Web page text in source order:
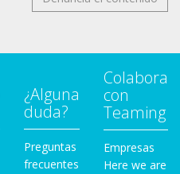
¿Alguna
duda?
Preguntas
frecuentes
Colabora
con
Teaming
Empresas
Here we are